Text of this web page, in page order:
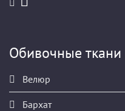
Обивочные ткани
Велюр
Бархат